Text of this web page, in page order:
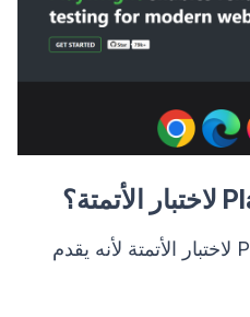
تعتمد الفرق على Playwright لاختبار الأتمتة لأنه يقدم